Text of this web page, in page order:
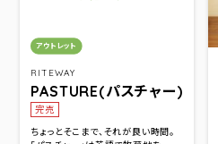
RITEWAY
PASTURE(パスチャー)
完売
カテゴリ：
アウトレット
ちょっとそこまで、それが良い時間。